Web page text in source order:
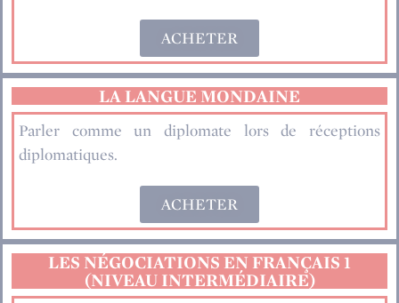
ACHETER
LA LANGUE MONDAINE
Parler comme un diplomate lors de réceptions
diplomatiques.
ACHETER
LES NÉGOCIATIONS EN FRANÇAIS 1
(NIVEAU INTERMÉDIAIRE)